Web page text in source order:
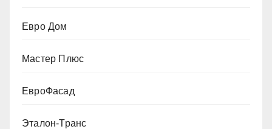
Евро Дом
Мастер Плюс
ЕвроФасад
Эталон-Транс